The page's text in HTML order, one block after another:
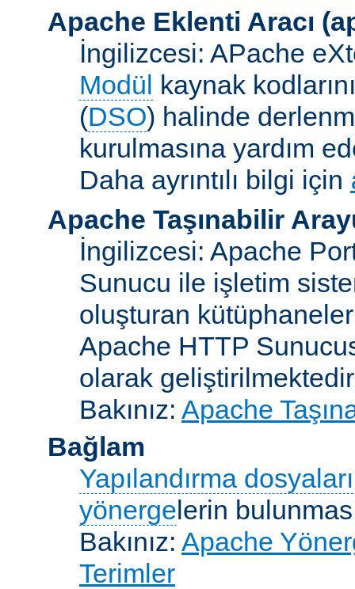
Apache Eklenti Aracı
İngilizcesi: APache
Modül kaynak
(DSO) halinde
kurulmasına yardım
Daha ayrıntılı bilgi için
Apache Taşınabilir
İngilizcesi: Apache
Sunucu ile işletim
oluşturan
Apache HTTP
olarak
Bakınız: Apache
Bağlam
Yapılandırma dosyaları
yönergelerin
Bakınız: Apache
Terimler